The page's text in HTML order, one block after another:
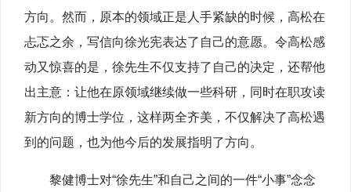
方向。然而，原本的领域正是人手紧缺的时候，高松在
忐忑之余，写信向徐光宪表达了自己的意愿。令高松感
动又惊喜的是，徐先生不仅支持了自己的决定，还帮他
出主意：让他在原领域继续做一些科研，同时在职攻读
新方向的博士学位，这样两全齐美，不仅解决了高松遇
到的问题，也为他今后的发展指明了方向。
黎健博士对“徐先生”和自己之间的一件“小事”念念